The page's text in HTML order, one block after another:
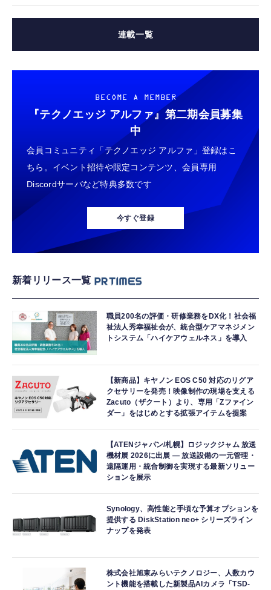
連載一覧
BECOME A MEMBER
『テクノエッジ アルファ』 第二期会員募集
中
会員コミュニティ「テクノエッジ アルファ」登録はこ
ちら。イベント招待や限定コンテンツ、会員専用
Discordサーバなど特典多数です
今すぐ登録
新着リリース一覧
職員200名の評価・研修業務をDX化！社会福
祉法人秀幸福祉会が、統合型ケアマネジメン
トシステム「ハイケアウェルネス」を導入
【新商品】キヤノン EOS C50 対応のリグア
クセサリーを発売！映像制作の現場を支える
Zacuto（ザクート）より、専用「Zファイン
ダー」をはじめとする拡張アイテムを提案
【ATENジャパン/札幌】ロジックジャム 放送
機材展 2026に出展 ― 放送設備の一元管理・
遠隔運用・統合制御を実現する最新ソリュー
ションを展示
Synology、高性能と手頃な予算オプションを
提供する DiskStation neo+ シリーズライン
ナップを発表
株式会社旭東みらいテクノロジー、人数カウ
ント機能を搭載した新製品AIカメラ「TSD-